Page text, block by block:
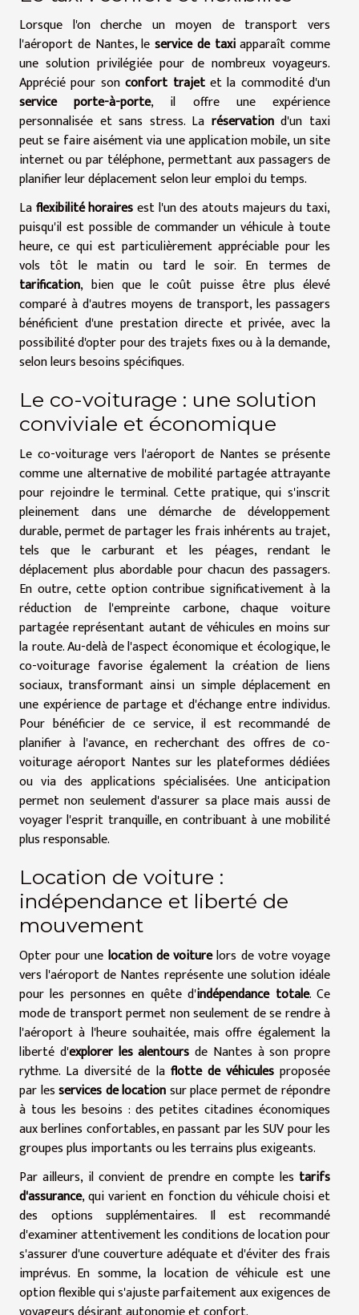
Lorsque l'on cherche un moyen de transport vers
l'aéroport de Nantes, le service de taxiapparaît comme
une solution privilégiée pour de nombreux voyageurs.
Apprécié pour sonconfort trajetet la commodité d'un
service porte-à-porte, il offre une expérience
personnalisée et sans stress. La réservationd'un taxi
peut se faire aisément via une application mobile, un site
internet ou par téléphone, permettant aux passagers de
planifier leur déplacement selon leur emploi du temps.
Laflexibilité horairesest l'un des atouts majeurs du taxi,
puisqu'il est possible de commander un véhicule à toute
heure, ce qui est particulièrement appréciable pour les
vols tôt le matin ou tard le soir. En termes de
tarification, bien que le coût puisse être plus élevé
comparé à d'autres moyens de transport, les passagers
bénéficient d'une prestation directe et privée, avec la
possibilité d'opter pour des trajets fixes ou à la demande,
selon leurs besoins spécifiques.
Le co-voiturage : une solution
conviviale et économique
Le co-voiturage vers l'aéroport de Nantes se présente
comme une alternative de mobilité partagée attrayante
pour rejoindre le terminal. Cette pratique, qui s'inscrit
pleinement dans une démarche de développement
durable, permet de partager les frais inhérents au trajet,
tels que le carburant et les péages, rendant le
déplacement plus abordable pour chacun des passagers.
En outre, cette option contribue significativement à la
réduction de l'empreinte carbone, chaque voiture
partagée représentant autant de véhicules en moins sur
la route. Au-delà de l'aspect économique et écologique, le
co-voiturage favorise également la création de liens
sociaux, transformant ainsi un simple déplacement en
une expérience de partage et d'échange entre individus.
Pour bénéficier de ce service, il est recommandé de
planifier à l'avance, en recherchant des offres de co-
voiturage aéroport Nantes sur les plateformes dédiées
ou via des applications spécialisées. Une anticipation
permet non seulement d'assurer sa place mais aussi de
voyager l'esprit tranquille, en contribuant à une mobilité
plus responsable.
Location de voiture :
indépendance et liberté de
mouvement
Opter pour une location de voiturelors de votre voyage
vers l'aéroport de Nantes représente une solution idéale
pour les personnes en quête d'indépendance totale. Ce
mode de transport permet non seulement de se rendre à
l'aéroport à l'heure souhaitée, mais offre également la
liberté d'explorer les alentours de Nantes à son propre
rythme. La diversité de la flotte de véhiculesproposée
par lesservices de locationsur place permet de répondre
à tous les besoins : des petites citadines économiques
aux berlines confortables, en passant par les SUV pour les
groupes plus importants ou les terrains plus exigeants.
Par ailleurs, il convient de prendre en compte les tarifs
d'assurance, qui varient en fonction du véhicule choisi et
des options supplémentaires. Il est recommandé
d'examiner attentivement les conditions de location pour
s'assurer d'une couverture adéquate et d'éviter des frais
imprévus. En somme, la location de véhicule est une
option flexible qui s'ajuste parfaitement aux exigences de